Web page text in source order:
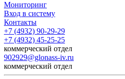
Мониторинг
Вход в систему
Контакты
+7 (4932) 90-29-29
+7 (4932) 45-25-25
коммерческий отдел
902929@glonass-iv.ru
коммерческий отдел